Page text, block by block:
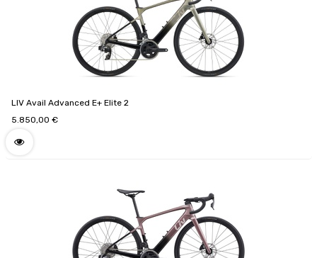
LIV Avail Advanced E+ Elite 2
5.850,00 €